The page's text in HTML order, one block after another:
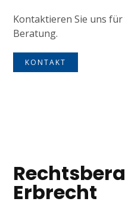
Kontaktieren Sie uns
Beratung.
KONTAKT
Erbrecht